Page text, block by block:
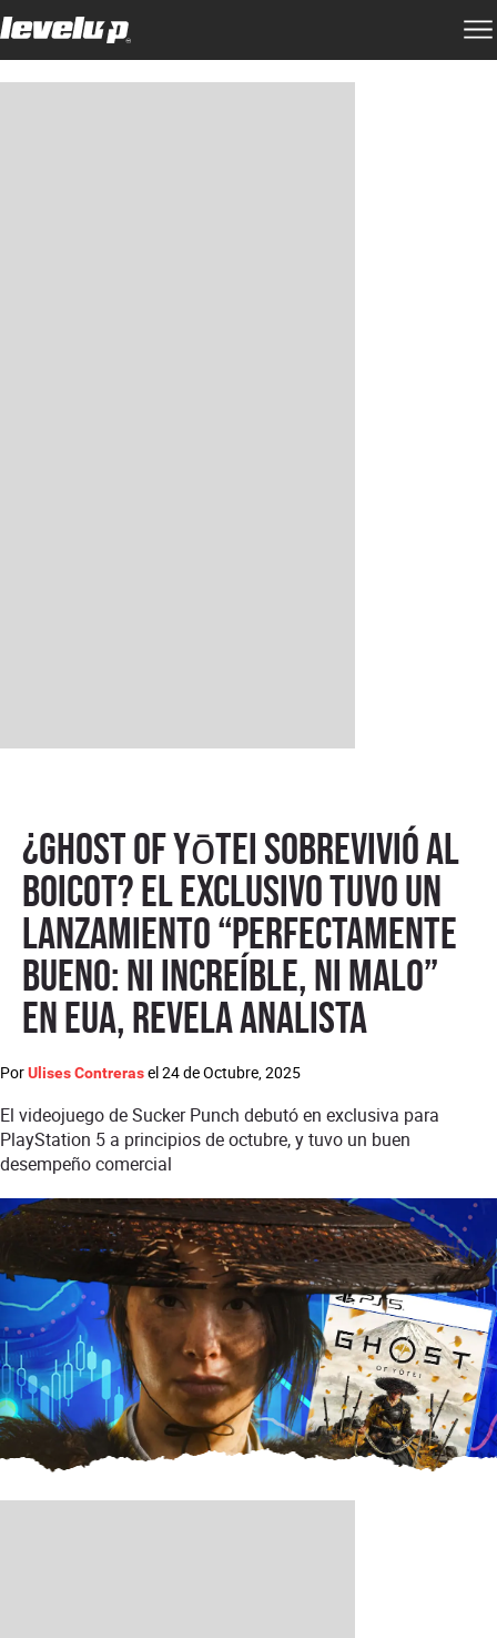
¿Ghost of Yōtei sobrevivió al
boicot? El exclusivo tuvo un
lanzamiento “perfectamente
bueno: ni increíble, ni malo”
en EUA, revela analista
PorUlises Contrerasel24 de Octubre, 2025
El videojuego de Sucker Punch debutó en exclusiva para
PlayStation 5 a principios de octubre, y tuvo un buen
desempeño comercial